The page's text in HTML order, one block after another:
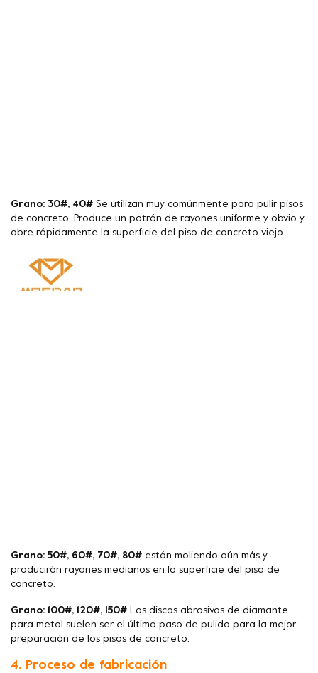
Grano: 30#, 40# Se utilizan muy comúnmente para pulir pisos
de concreto. Produce un patrón de rayones uniforme y obvio y
abre rápidamente la superficie del piso de concreto viejo.
Grano: 50#, 60#, 70#, 80# están moliendo aún más y
producirán rayones medianos en la superficie del piso de
concreto.
Grano: 100#, 120#, 150#
Los discos abrasivos de diamante
para metal suelen ser el último paso de pulido para la mejor
preparación de los pisos de concreto.
4. Proceso de fabricación